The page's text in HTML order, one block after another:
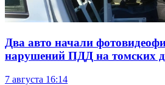
Два авто начали
нарушений ПДД на томских
7 августа 16:14